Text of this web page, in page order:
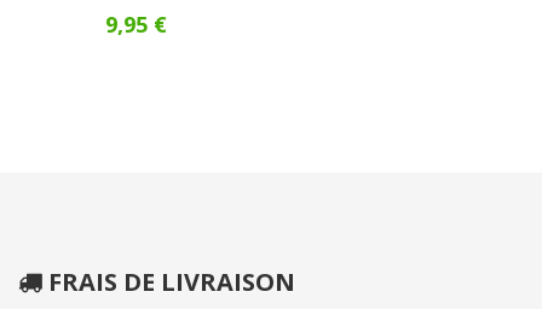
9,95 €
FRAIS DE LIVRAISON